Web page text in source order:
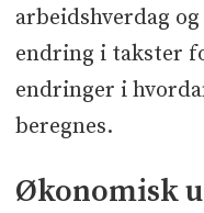
arbeidshverdag
endring i takster
endringer i
beregnes.
Økonomisk